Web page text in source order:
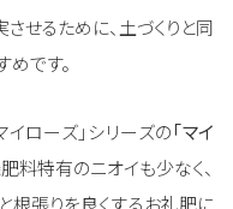
せるために、土づくりと同
めです。
イローズ」シリーズの「マイ
料特有のニオイも少なく、
根張りを良くするお礼肥に